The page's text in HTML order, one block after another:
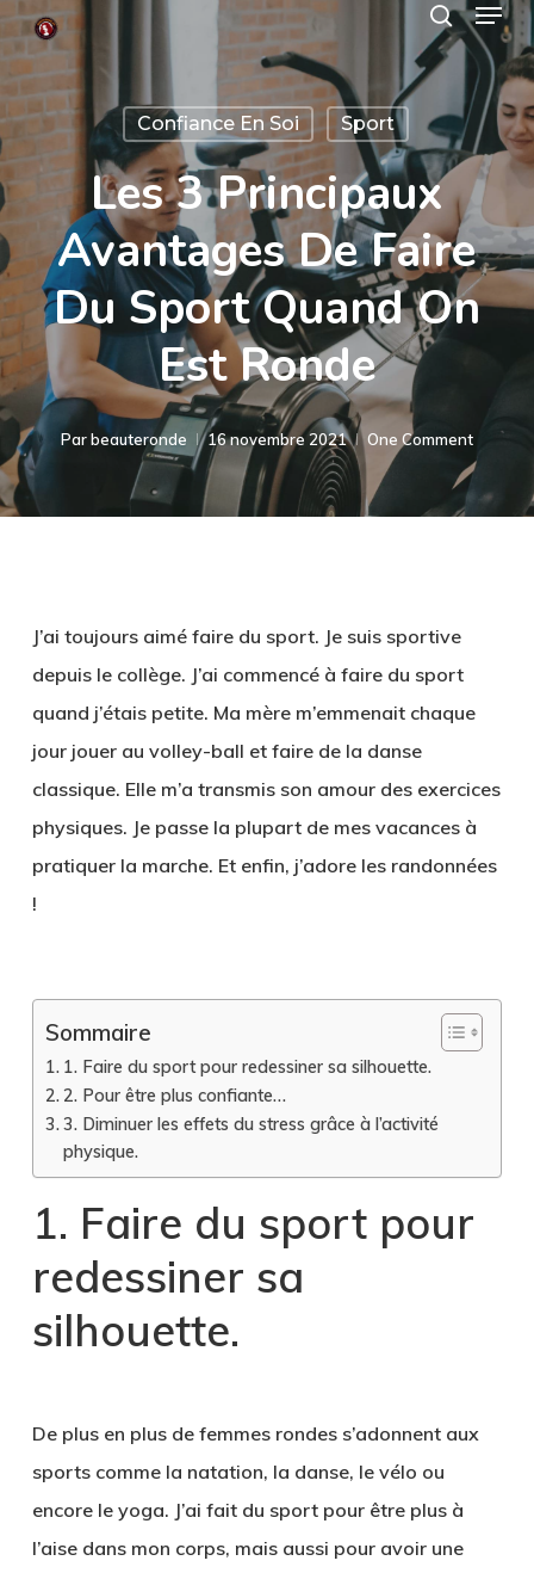
Skip
to
main
content
search
Confiance En Soi Sport
Les 3 Principaux
Avantages De Faire
Du Sport Quand On
Est Ronde
Parbeauteronde 16 novembre 2021 One Comment
J’ai toujours aimé faire du sport. Je suis sportive
depuis le collège. J’ai commencé à faire du sport
quand j’étais petite. Ma mère m’emmenait chaque
jour jouer au volley-ball et faire de la danse
classique. Elle m’a transmis son amour des exercices
physiques. Je passe la plupart de mes vacances à
pratiquer la marche. Et enfin, j’adore les randonnées
!
Sommaire
1. Faire du sport pour redessiner sa silhouette.
2. Pour être plus confiante…
3. Diminuer les effets du stress grâce à l’activité
physique.
1. Faire du sport pour
redessiner sa
silhouette.
De plus en plus de femmes rondes s’adonnent aux
sports comme la natation, la danse, le vélo ou
encore le yoga. J’ai fait du sport pour être plus à
l’aise dans mon corps, mais aussi pour avoir une
Close
Menu